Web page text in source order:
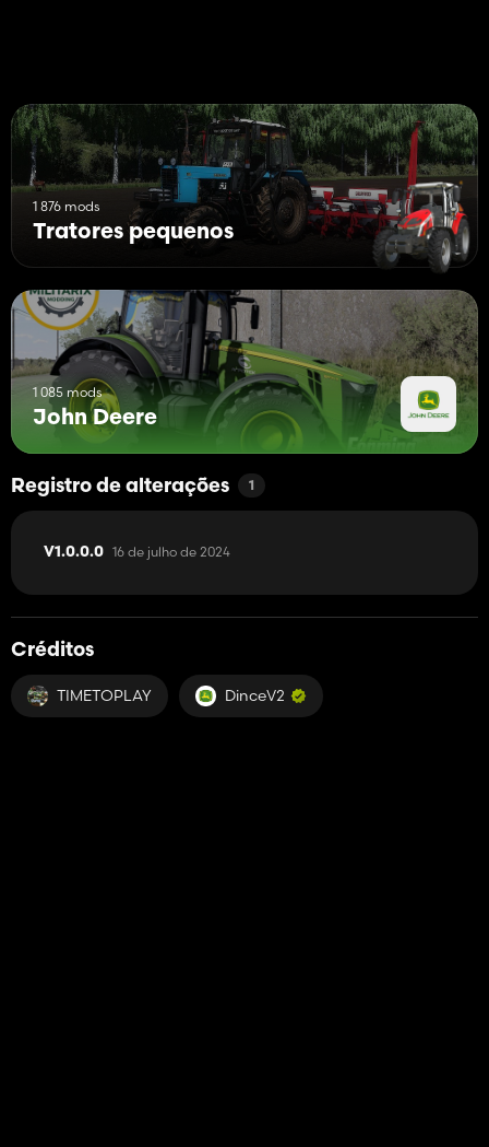
1 876 mods
Tratores pequenos
1 085 mods
John Deere
Registro de alterações 1
V1.0.0.0 16 de julho de 2024
Créditos
TIMETOPLAY DinceV2